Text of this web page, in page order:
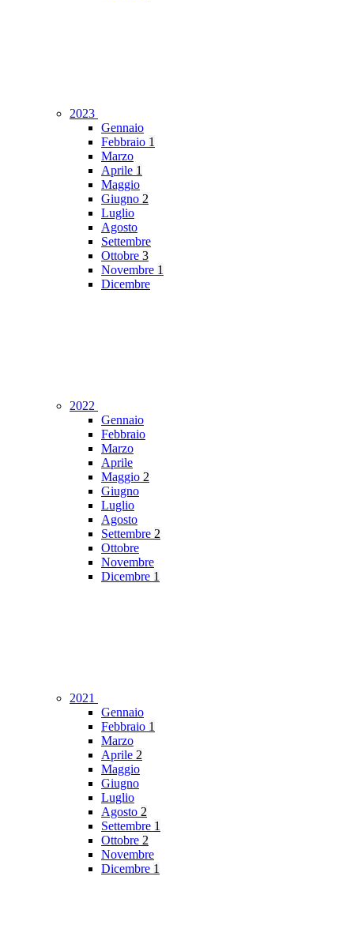
2023
Gennaio
Febbraio 1
Marzo
Aprile 1
Maggio
Giugno 2
Luglio
Agosto
Settembre
Ottobre 3
Novembre 1
Dicembre
2022
Gennaio
Febbraio
Marzo
Aprile
Maggio 2
Giugno
Luglio
Agosto
Settembre 2
Ottobre
Novembre
Dicembre 1
2021
Gennaio
Febbraio 1
Marzo
Aprile 2
Maggio
Giugno
Luglio
Agosto 2
Settembre 1
Ottobre 2
Novembre
Dicembre 1